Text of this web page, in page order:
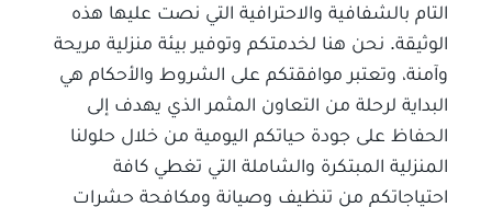
التام بالشفافية والاحترافية التي نصت عليها هذه
الوثيقة. نحن هنا لخدمتكم وتوفير بيئة منزلية مريحة
وآمنة، وتعتبر موافقتكم على الشروط والأحكام هي
البداية لرحلة من التعاون المثمر الذي يهدف إلى
الحفاظ على جودة حياتكم اليومية من خلال حلولنا
المنزلية المبتكرة والشاملة التي تغطي كافة
احتياجاتكم من تنظيف وصيانة ومكافحة حشرات